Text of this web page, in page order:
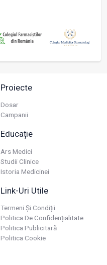
Proiecte
Dosar
Campanii
Educație
Ars Medici
Studii Clinice
Istoria Medicinei
Link-Uri Utile
Termeni Și Condiții
Politica De Confidențialitate
Politica Publicitară
Politica Cookie